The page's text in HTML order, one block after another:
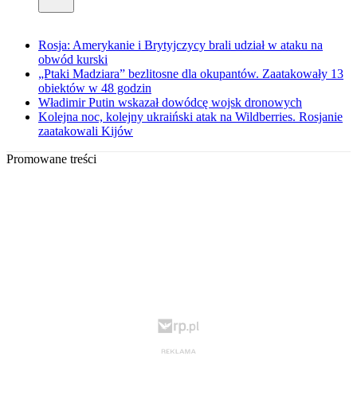
Rosja: Amerykanie i Brytyjczycy brali udział w ataku na
obwód kurski
„Ptaki Madziara” bezlitosne dla okupantów. Zaatakowały 13
obiektów w 48 godzin
Władimir Putin wskazał dowódcę wojsk dronowych
Kolejna noc, kolejny ukraiński atak na Wildberries. Rosjanie
zaatakowali Kijów
Promowane treści